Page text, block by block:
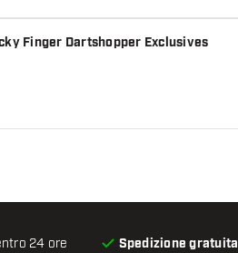
Finger Dartshopper Exclusives
24 ore Spedizione gratuita